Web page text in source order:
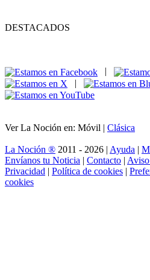
DESTACADOS
|
Ver La Noción en: Móvil | Clásica
La Noción ® 2011 - 2026 | Ayuda |
Envíanos tu Noticia | Contacto |
Privacidad | Política de cookies |
cookies